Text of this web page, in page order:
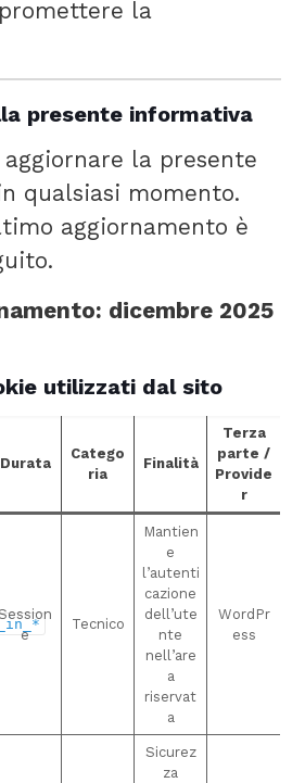
la
presente informativa
la presente
qualsiasi momento.
aggiornamento è
dicembre 2025
utilizzati dal sito
Durata
Catego
ria
Finalità
Terza
parte /
Provide
r
e
Tecnico
Mantien
e
l’autenti
cazione
dell’ute
nte
nell’are
a
riservat
a
WordPr
ess
Sicurez
za